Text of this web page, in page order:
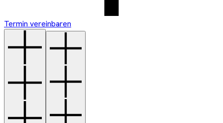
Termin vereinbaren